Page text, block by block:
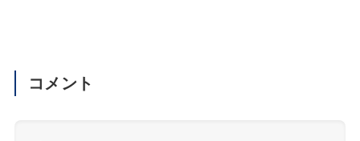
コメント